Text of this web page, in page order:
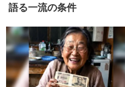
語る一流の条件